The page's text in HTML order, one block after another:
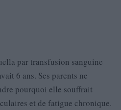
par transfusion sanguine
6 ans. Ses parents ne
pourquoi elle souffrait
et de fatigue chronique.